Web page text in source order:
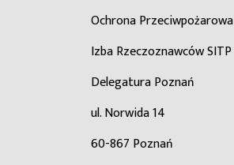
Ochrona Przeciwpożarowa
Izba Rzeczoznawców SITP
Delegatura Poznań
ul. Norwida 14
60-867 Poznań